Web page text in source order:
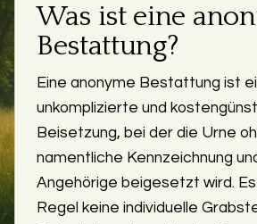
Was ist eine
Bestattung?
Eine anonyme Bestattung ist
unkomplizierte und
Beisetzung, bei der die Urne
namentliche Kennzeichnung
Angehörige beigesetzt wird.
Regel keine individuelle